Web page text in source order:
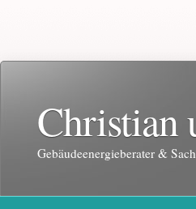
Christian
Gebäudeenergieberater &